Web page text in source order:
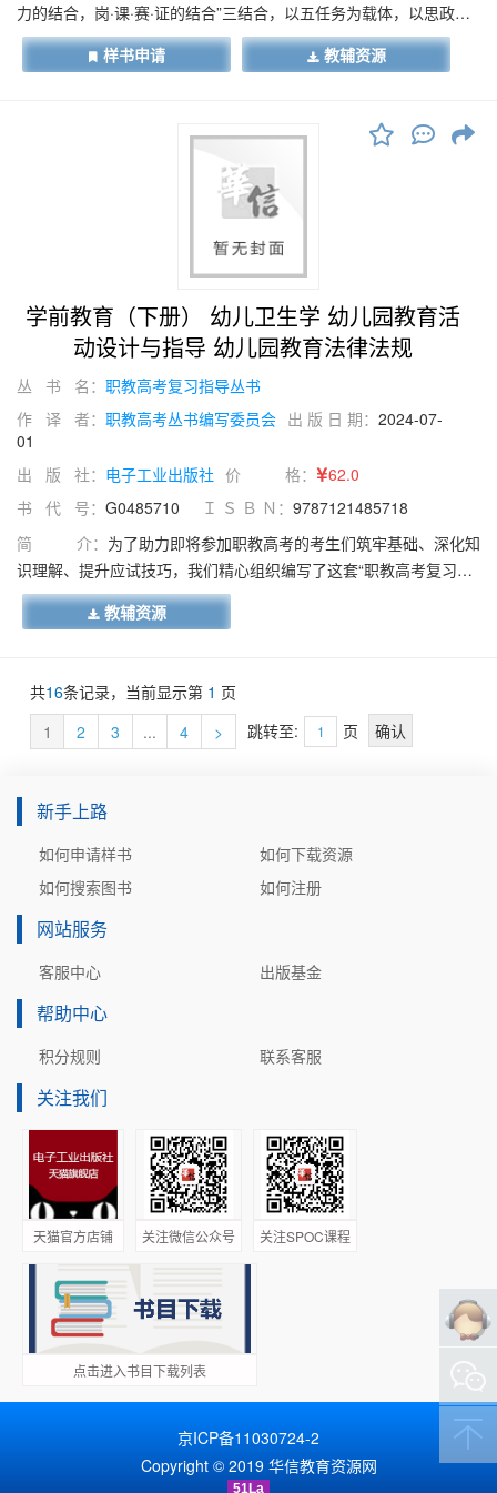
力的结合，岗·课·赛·证的结合”三结合，以五任务为载体，以思政教
育为抓手，内容上由"婴幼儿游戏与学习活动（储备）”、"亲子游戏
与学习活动保育（基础）”、"创造性游戏与学习活动保育（核
动保育（拓展）”等五任务组成，深挖每个任务游戏中蕴含的保育
（岗·赛·证）知识、技能点，层层递进，融而合一，有效实现"课程
思政性、婴幼儿游戏活动训练的实操性、婴幼儿游戏与保育能力的
样书申请 教辅资源
学前教育（下册） 幼儿卫生学 幼儿园教育活
动设计与指导 幼儿园教育法律法规
丛 书 名： 职教高考复习指导丛书
作 译 者： 职教高考丛书编写委员会 出 版 日 期： 2024-07-
01
出 版 社： 电子工业出版社 价 格：
62.0
书 代 号： G0485710 Ｉ Ｓ Ｂ Ｎ： 9787121485718
简 介： 为了助力即将参加职教高考的考生们筑牢基础、深化知
识理解、提升应试技巧，我们精心组织编写了这套“职教高考复习指
导丛书”。这套丛书专为参加职教高考的考生第一轮复习量身打造，
内容全面、系统，紧扣最新的考试标准。本书作为本套职教高考复
考试动态、提升解题能力，进而在实际的考试中发挥出更高的水
平。
教辅资源
共16条记录，当前显示第 1 页
1
2 3 ... 4 > 跳转至: 页
新手上路
如何申请样书
如何下载资源
如何搜索图书
如何注册
网站服务
客服中心 出版基金
帮助中心
积分规则 联系客服
关注我们
天猫官方店铺 关注微信公众号 关注SPOC课程
点击进入书目下载列表
京ICP备11030724-2
Copyright © 2019 华信教育资源网
51La